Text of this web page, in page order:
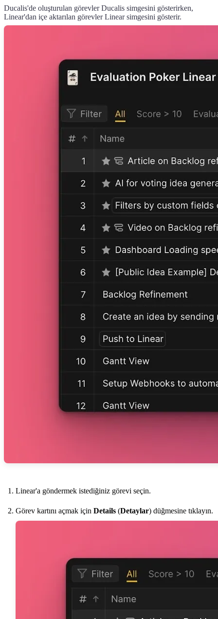
Ducalis'de oluşturulan görevlerDucalis simgesini gösterirken,
Linear'dan içe aktarılan görevler Linear simgesini gösterir.
Linear'a göndermek istediğiniz görevi seçin.
Görev kartını açmak için Details (Detaylar) düğmesine tıklayın.